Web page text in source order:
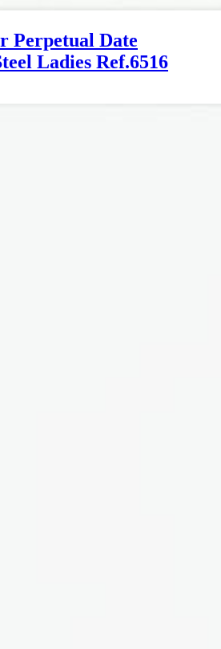
Perpetual Date
Ladies Ref.6516